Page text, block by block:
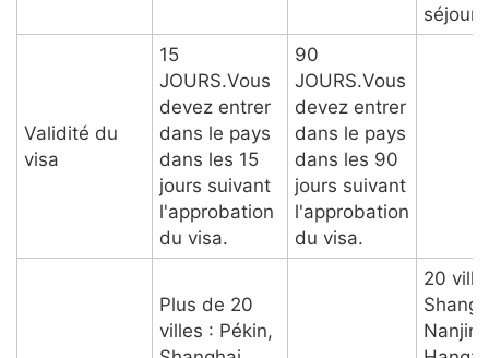
séjour.
Validité du
visa
15
JOURS.Vous
devez entrer
dans le pays
dans les 15
jours suivant
l'approbation
du visa.
90
JOURS.Vous
devez entrer
dans le pays
dans les 90
jours suivant
l'approbation
du visa.
Plus de 20
villes : Pékin,
20